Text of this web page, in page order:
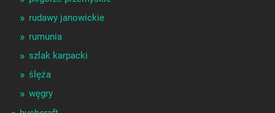
rudawy janowickie
rumunia
szlak karpacki
ślęża
węgry